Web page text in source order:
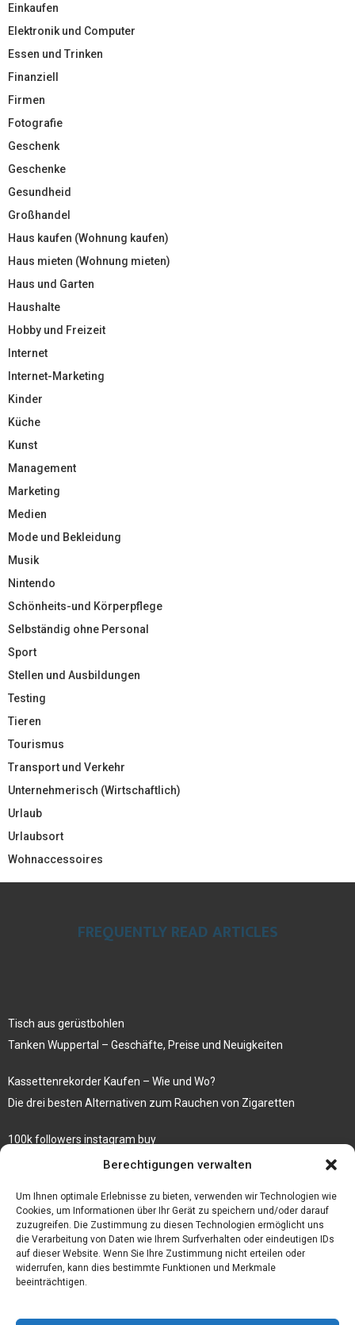
Berechtigungen verwalten
Um Ihnen optimale Erlebnisse zu bieten, verwenden wir Technologien wie
Cookies, um Informationen über Ihr Gerät zu speichern und/oder darauf
zuzugreifen. Die Zustimmung zu diesen Technologien ermöglicht uns
die Verarbeitung von Daten wie Ihrem Surfverhalten oder eindeutigen IDs
auf dieser Website. Wenn Sie Ihre Zustimmung nicht erteilen oder
widerrufen, kann dies bestimmte Funktionen und Merkmale
beeinträchtigen.
Einkaufen
Elektronik und Computer
Essen und Trinken
Finanziell
Firmen
Fotografie
Geschenk
Geschenke
Gesundheid
Großhandel
Haus kaufen (Wohnung kaufen)
Haus mieten (Wohnung mieten)
Haus und Garten
Haushalte
Hobby und Freizeit
Internet
Internet-Marketing
Kinder
Küche
Kunst
Management
Marketing
Medien
Mode und Bekleidung
Musik
Nintendo
Schönheits-und Körperpflege
Selbständig ohne Personal
Sport
Stellen und Ausbildungen
Testing
Tieren
Tourismus
Transport und Verkehr
Unternehmerisch (Wirtschaftlich)
Urlaub
Urlaubsort
Wohnaccessoires
FREQUENTLY READ ARTICLES
Tisch aus gerüstbohlen
Tanken Wuppertal – Geschäfte, Preise und Neuigkeiten
Kassettenrekorder Kaufen – Wie und Wo?
Die drei besten Alternativen zum Rauchen von Zigaretten
100k followers instagram buy
Rezepte für gekochte Süßkartoffeln
Gönnen Sie sich bedruckte Fliesen mit einem eigenen Bild